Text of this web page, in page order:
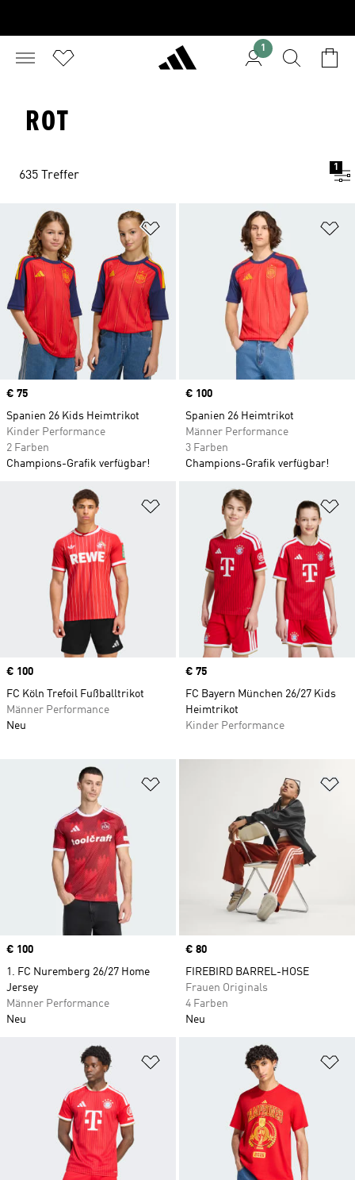
1
ROT
635 Treffer
1
Zur Wunschliste hinzufügen
Price
€ 75
Spanien 26 Kids Heimtrikot
Kinder Performance
2 Farben
Champions-Grafik verfügbar!
Price
€ 100
Spanien 26 Heimtrikot
Männer Performance
3 Farben
Champions-Grafik verfügbar!
Zur Wunschliste hinzufügen
Price
€ 100
FC Köln Trefoil Fußballtrikot
Männer Performance
Neu
Price
€ 75
FC Bayern München 26/27 Kids
Heimtrikot
Kinder Performance
Zur Wunschliste hinzufügen
Price
€ 100
1. FC Nuremberg 26/27 Home
Jersey
Männer Performance
Neu
Price
€ 80
FIREBIRD BARREL-HOSE
Frauen Originals
4 Farben
Neu
Zur Wunschliste hinzufügen